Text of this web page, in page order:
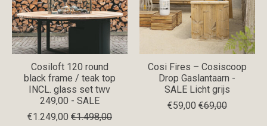
Cosiloft 120 round
black frame / teak top
INCL. glass set twv
249,00 - SALE
€1.249,00 €1.498,00
Cosi Fires – Cosiscoop
Drop Gaslantaarn -
SALE Licht grijs
€59,00 €69,00